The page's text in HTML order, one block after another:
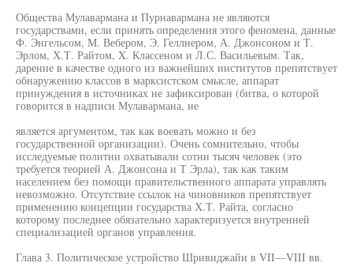
Общества Мулавармана и Пурнавармана не являются
государствами, если принять определения этого феномена, данные
Ф. Энгельсом, М. Вебером, Э. Геллнером, А. Джонсоном и Т.
Эрлом, Х.Т. Райтом, X. Классеном и Л.С. Васильевым. Так,
дарение в качестве одного из важнейших институтов препятствует
обнаружению классов в марксистском смысле, аппарат
принуждения в источниках не зафиксирован (битва, о которой
говорится в надписи Мулавармана, не
является аргументом, так как воевать можно и без
государственной организации). Очень сомнительно, чтобы
исследуемые политии охватывали сотни тысяч человек (это
требуется теорией А. Джонсона и Т Эрла), так как таким
населением без помощи правительственного аппарата управлять
невозможно. Отсутствие ссылок на чиновников препятствует
применению концепции государства Х.Т. Райта, согласно
которому последнее обязательно характеризуется внутренней
специализацией органов управления.
Глава 3. Политическое устройство Шривиджайи в VII—VIII вв.